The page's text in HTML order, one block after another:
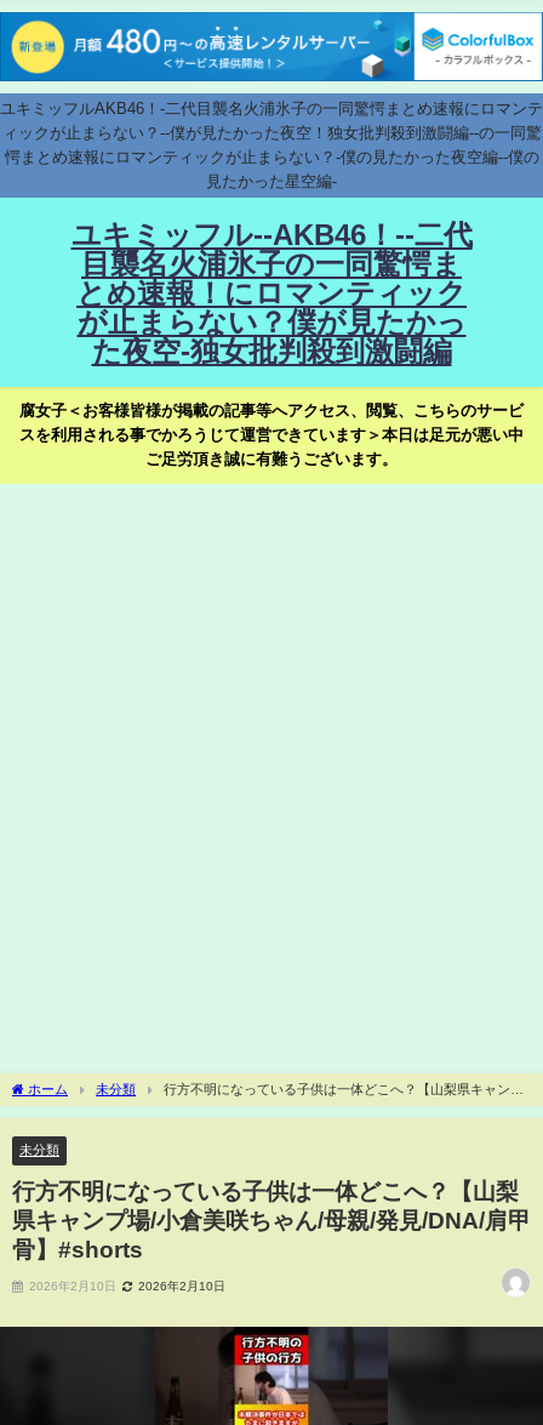
ユキミッフルAKB46！-二代目襲名火浦氷子の一同驚愕まとめ速報にロマンテ
ィックが止まらない？--僕が見たかった夜空！独女批判殺到激闘編--の一同驚
愕まとめ速報にロマンティックが止まらない？-僕の見たかった夜空編--僕の
見たかった星空編-
ユキミッフル--AKB46！--二代
目襲名火浦氷子の一同驚愕ま
とめ速報！にロマンティック
が止まらない？僕が見たかっ
た夜空-独女批判殺到激闘編
腐女子＜お客様皆様が掲載の記事等へアクセス、閲覧、こちらのサービ
スを利用される事でかろうじて運営できています＞本日は足元が悪い中
ご足労頂き誠に有難うございます。
ホーム 未分類
行方不明になっている子供は一体どこへ？【山梨県キャンプ
場/小倉美咲ちゃん/母親/発見/DNA/肩甲骨】#shorts
未分類
行方不明になっている子供は一体どこへ？【山梨
県キャンプ場/小倉美咲ちゃん/母親/発見/DNA/肩甲
骨】#shorts
2026年2月10日 2026年2月10日